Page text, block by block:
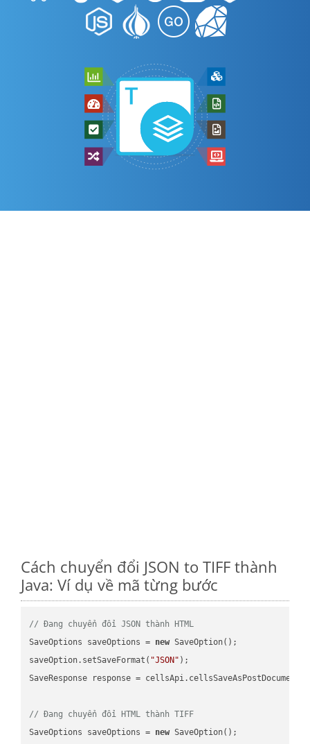
Cách chuyển đổi JSON to TIFF thành
Java: Ví dụ về mã từng bước
// Đang chuyển đổi JSON thành HTML
SaveOptions saveOptions = new SaveOption();
saveOption.setSaveFormat( "JSON" );
SaveResponse response =
// Đang chuyển đổi HTML thành TIFF
SaveOptions saveOptions = new SaveOption();